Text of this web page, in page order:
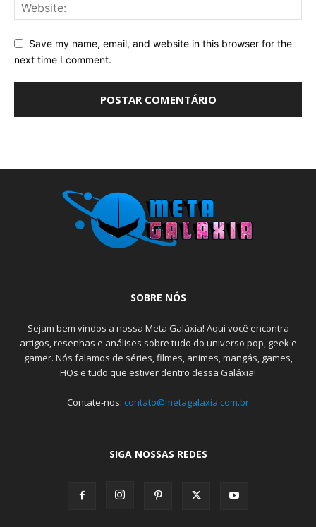
Save my name, email, and website in this browser for the
next time I comment.
SOBRE NÓS
Sejam bem vindos a nossa Meta Galáxia! Aqui você encontra
artigos, resenhas e análises sobre tudo do universo pop, geek e
gamer. Nós falamos de séries, filmes, animes, mangás, games,
HQs e tudo que estiver dentro dessa Galáxia!
Contate-nos: contato@metagalaxia.com.br
SIGA NOSSAS REDES